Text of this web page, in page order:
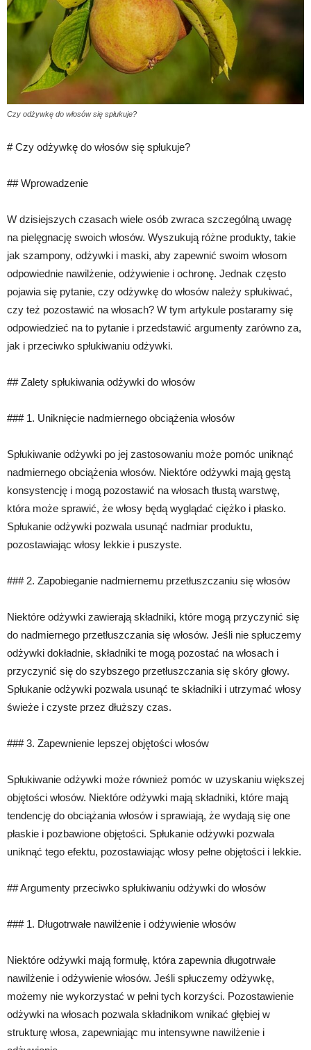
Czy odżywkę do włosów się spłukuje?
# Czy odżywkę do włosów się spłukuje?
## Wprowadzenie
W dzisiejszych czasach wiele osób zwraca szczególną uwagę
na pielęgnację swoich włosów. Wyszukują różne produkty, takie
jak szampony, odżywki i maski, aby zapewnić swoim włosom
odpowiednie nawilżenie, odżywienie i ochronę. Jednak często
pojawia się pytanie, czy odżywkę do włosów należy spłukiwać,
czy też pozostawić na włosach? W tym artykule postaramy się
odpowiedzieć na to pytanie i przedstawić argumenty zarówno za,
jak i przeciwko spłukiwaniu odżywki.
## Zalety spłukiwania odżywki do włosów
### 1. Uniknięcie nadmiernego obciążenia włosów
Spłukiwanie odżywki po jej zastosowaniu może pomóc uniknąć
nadmiernego obciążenia włosów. Niektóre odżywki mają gęstą
konsystencję i mogą pozostawić na włosach tłustą warstwę,
która może sprawić, że włosy będą wyglądać ciężko i płasko.
Spłukanie odżywki pozwala usunąć nadmiar produktu,
pozostawiając włosy lekkie i puszyste.
### 2. Zapobieganie nadmiernemu przetłuszczaniu się włosów
Niektóre odżywki zawierają składniki, które mogą przyczynić się
do nadmiernego przetłuszczania się włosów. Jeśli nie spłuczemy
odżywki dokładnie, składniki te mogą pozostać na włosach i
przyczynić się do szybszego przetłuszczania się skóry głowy.
Spłukanie odżywki pozwala usunąć te składniki i utrzymać włosy
świeże i czyste przez dłuższy czas.
### 3. Zapewnienie lepszej objętości włosów
Spłukiwanie odżywki może również pomóc w uzyskaniu większej
objętości włosów. Niektóre odżywki mają składniki, które mają
tendencję do obciążania włosów i sprawiają, że wydają się one
płaskie i pozbawione objętości. Spłukanie odżywki pozwala
uniknąć tego efektu, pozostawiając włosy pełne objętości i lekkie.
## Argumenty przeciwko spłukiwaniu odżywki do włosów
### 1. Długotrwałe nawilżenie i odżywienie włosów
Niektóre odżywki mają formułę, która zapewnia długotrwałe
nawilżenie i odżywienie włosów. Jeśli spłuczemy odżywkę,
możemy nie wykorzystać w pełni tych korzyści. Pozostawienie
odżywki na włosach pozwala składnikom wnikać głębiej w
strukturę włosa, zapewniając mu intensywne nawilżenie i